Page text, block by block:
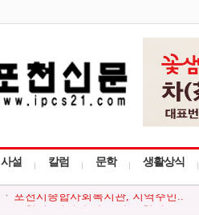
사설 칼럼 문학 생활상식
포천시, 세대와 직급 잇는 청렴..